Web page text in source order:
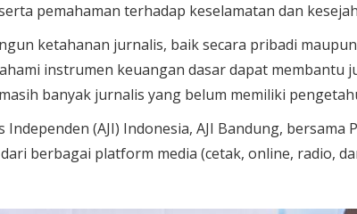
pemahaman terhadap keselamatan dan
ketahanan jurnalis, baik secara pribadi
instrumen keuangan dasar dapat membantu
banyak jurnalis yang belum memiliki
(AJI) Indonesia, AJI Bandung, bersama
berbagai platform media (cetak, online, radio,